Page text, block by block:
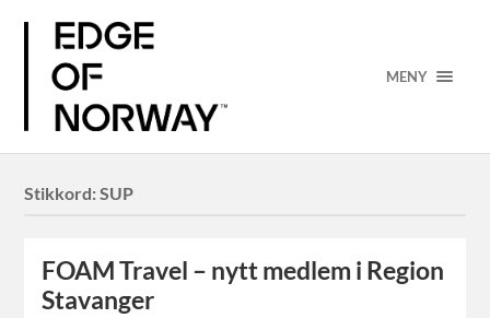
MENY
Stikkord:SUP
FOAM Travel – nytt medlem i Region
Stavanger